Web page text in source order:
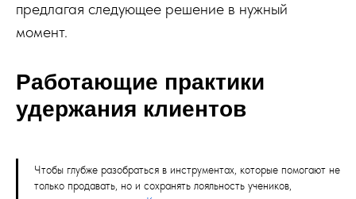
предлагая следующее решение в нужный
момент.
Работающие практики
удержания клиентов
Чтобы глубже разобраться в инструментах, которые помогают не
только продавать, но и сохранять лояльность учеников,